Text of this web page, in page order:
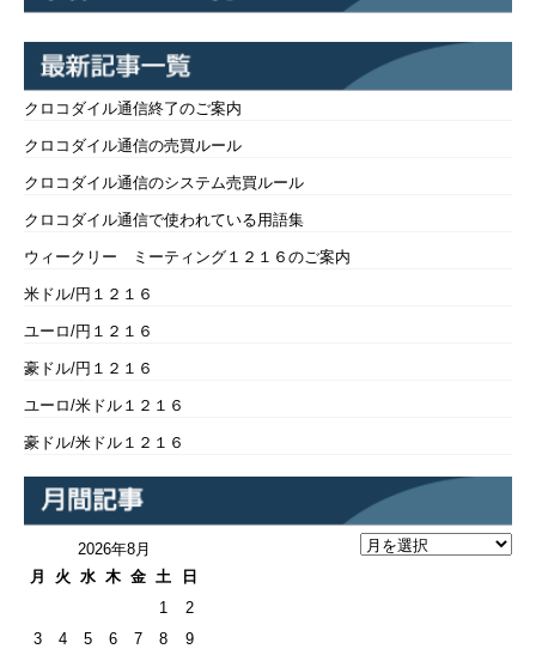
クロコダイル通信終了のご案内
クロコダイル通信の売買ルール
クロコダイル通信のシステム売買ルール
クロコダイル通信で使われている用語集
ウィークリー ミーティング１２１６のご案内
米ドル/円１２１６
ユーロ/円１２１６
豪ドル/円１２１６
ユーロ/米ドル１２１６
豪ドル/米ドル１２１６
2026年8月
月
火 水 木 金 土 日
1
2
3
4 5 6 7 8
9